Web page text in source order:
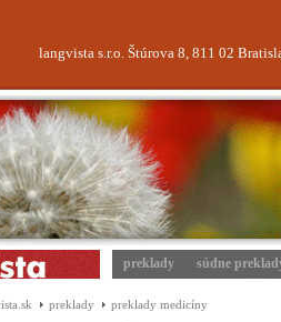
langvista s.r.o. Štúrova 8, 811 02
preklady súdne
preklady preklady medicíny